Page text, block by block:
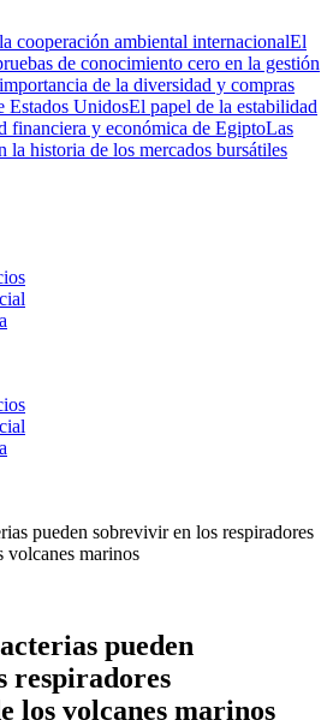
cooperación ambiental internacionalEl
de conocimiento cero en la gestión
de la diversidad y compras
Estados UnidosEl papel de la estabilidad
financiera y económica de EgiptoLas
la historia de los mercados bursátiles
pueden sobrevivir en los respiradores
volcanes marinos
pueden
respiradores
los volcanes marinos